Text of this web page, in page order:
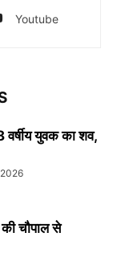
Youtube
वर्षीय युवक का शव,
चौपाल से